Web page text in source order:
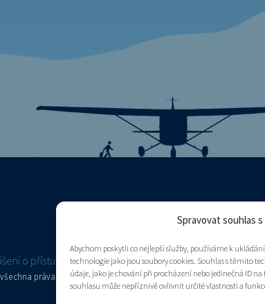
Spravovat souhlas
Abychom poskytli co nejlepší služby, používáme k
technologie jako jsou soubory cookies. Souhlas s těmito
údaje, jako je chování při procházení nebo jedinečná ID
souhlasu může nepříznivě ovlivnit určité vlastnosti a
o přístupnosti Zásady cookies (EU)
práva vyhrazena